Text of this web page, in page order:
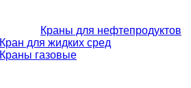
Краны для нефтепродуктов
Кран для жидких сред
Краны газовые